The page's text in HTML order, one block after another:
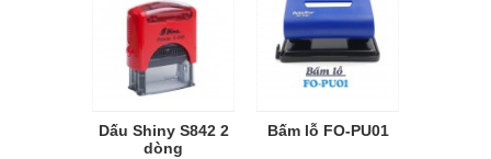
Dấu Shiny S842 2
dòng
Bấm lỗ FO-PU01